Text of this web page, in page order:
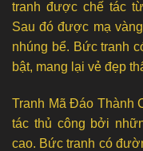
tranh được chế tác
Sau đó được mạ
nhúng bể. Bức tranh
bật, mang lại vẻ đẹp
Tranh Mã Đáo Thành
tác thủ công bởi
cao. Bức tranh có